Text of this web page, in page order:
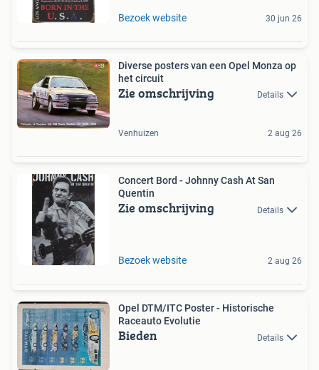
Bezoek website 30 jun 26
Diverse posters van een Opel Monza op
het circuit
Zie omschrijving Details
Venhuizen 2 aug 26
Concert Bord - Johnny Cash At San
Quentin
Zie omschrijving Details
Bezoek website 2 aug 26
Opel DTM/ITC Poster - Historische
Raceauto Evolutie
Bieden Details